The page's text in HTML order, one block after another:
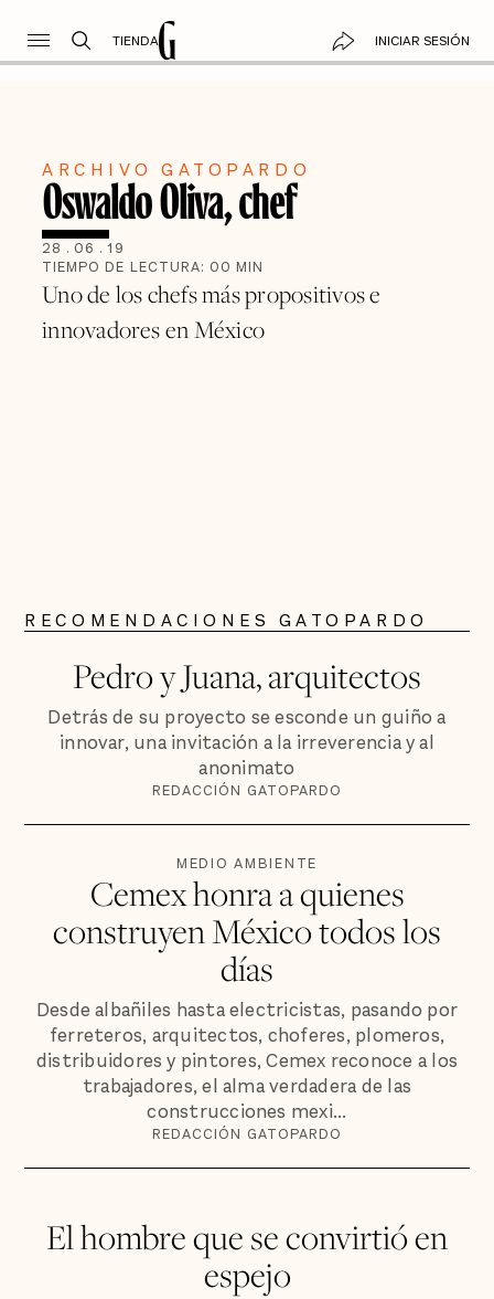
TIENDA INICIAR SESIÓN
ARCHIVO GATOPARDO
Oswaldo Oliva, chef
28 . 06 . 19
TIEMPO DE LECTURA: 00 MIN
Uno de los chefs más propositivos e
innovadores en México
RECOMENDACIONES GATOPARDO
Pedro y Juana, arquitectos
Detrás de su proyecto se esconde un guiño a
innovar, una invitación a la irreverencia y al
anonimato
REDACCIÓN GATOPARDO
MEDIO AMBIENTE
Cemex honra a quienes
construyen México todos los
días
Desde albañiles hasta electricistas, pasando por
ferreteros, arquitectos, choferes, plomeros,
distribuidores y pintores, Cemex reconoce a los
trabajadores, el alma verdadera de las
construcciones mexi...
REDACCIÓN GATOPARDO
El hombre que se convirtió en
espejo